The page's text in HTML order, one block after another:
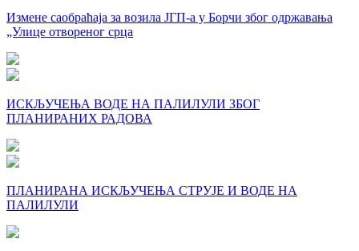
Измене саобраћаја за возила ЈГП-а у Борчи због одржавања
„Улице отвореног срца
ИСКЉУЧЕЊА ВОДЕ НА ПАЛИЛУЛИ ЗБОГ
ПЛАНИРАНИХ РАДОВА
ПЛАНИРАНА ИСКЉУЧЕЊА СТРУЈЕ И ВОДЕ НА
ПАЛИЛУЛИ